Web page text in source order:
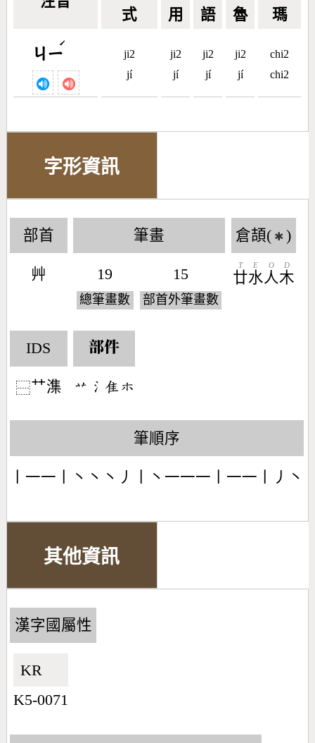
式 用 語 魯 瑪
ㄐㄧ
ˊ
ji2
jí
ji2
jí
ji2
jí
ji2
jí
chi2
chi2
字形資訊
部首
艸
筆畫
19
總筆畫數
15
部首外筆畫數
倉頡( ✱ )
廿
T
水
E
人
O
木
D
IDS
⿱艹潗
部件
󶃋󶄔󶇒󶂹
筆順序
丨一一丨丶丶丶丿丨丶一一一丨一一丨丿丶
其他資訊
漢字國屬性
KR🇰🇷
K5-0071